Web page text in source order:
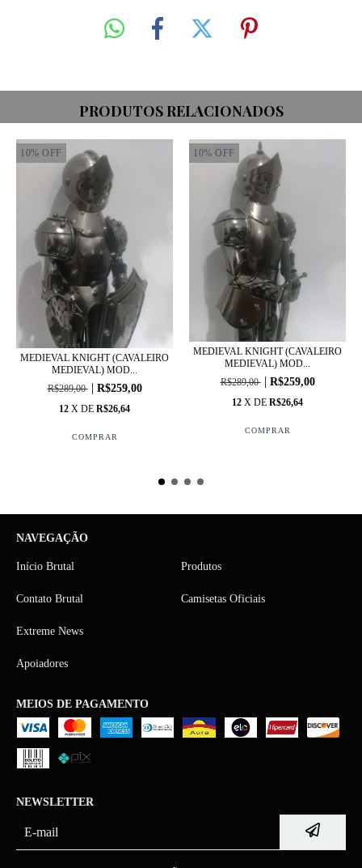
PRODUTOS RELACIONADOS
10% OFF
MEDIEVAL KNIGHT (CAVALEIRO
MEDIEVAL) MOD...
R$289,00
R$259,00
12 X DE R$26,64
10% OFF
MEDIEVAL KNIGHT (CAVALEIRO
MEDIEVAL) MOD...
R$289,00
R$259,00
12 X DE R$26,64
NAVEGAÇÃO
Início Brutal Produtos
Contato Brutal Camisetas Oficiais
Extreme News
Apoiadores
MEIOS DE PAGAMENTO
NEWSLETTER